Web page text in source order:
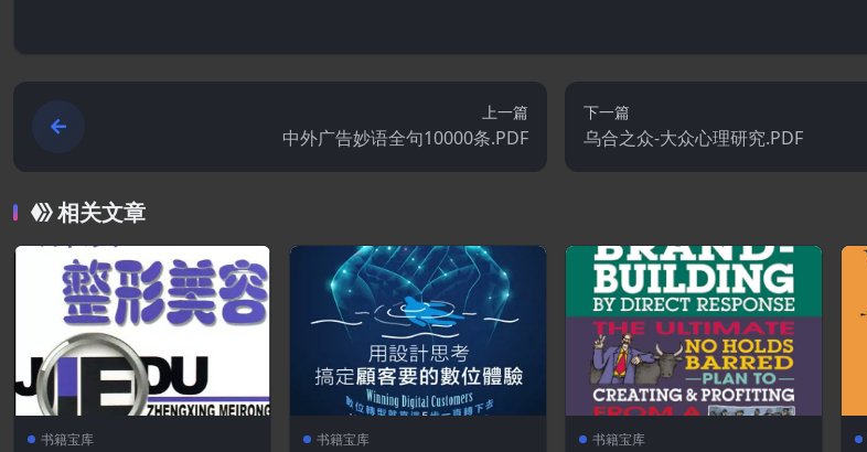
上一篇
中外广告妙语全句10000条.PDF
下一篇
乌合之众-大众心理研究.PDF
相关文章
书籍宝库 书籍宝库 书籍宝库